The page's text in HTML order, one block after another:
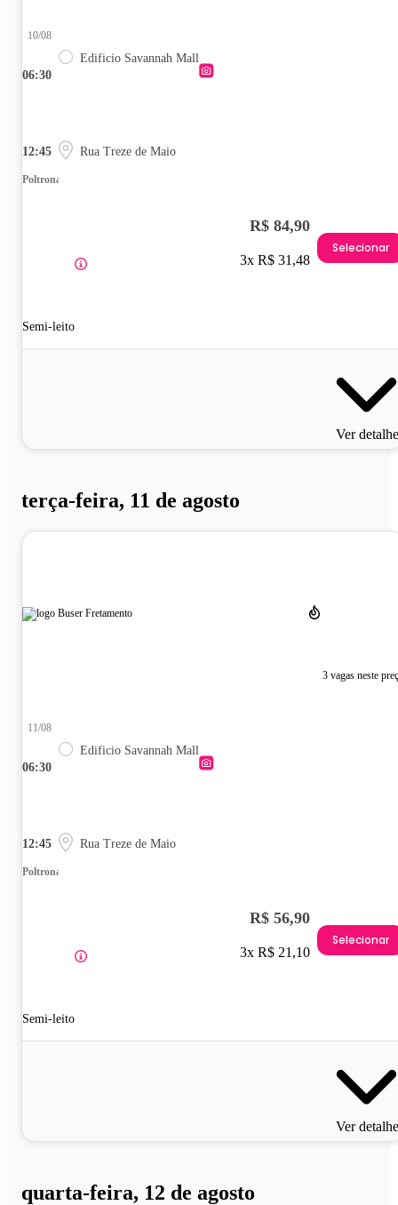
06:30
10/08
Edificio Savannah Mall
12:45 Rua Treze de Maio
Poltrona
Semi-leito
R$ 84,90
3x R$ 31,48
Selecionar
Ver
terça-feira, 11 de agosto
3 vagas neste
06:30
11/08
Edificio Savannah Mall
12:45 Rua Treze de Maio
Poltrona
Semi-leito
R$ 56,90
3x R$ 21,10
Selecionar
Ver
quarta-feira, 12 de agosto